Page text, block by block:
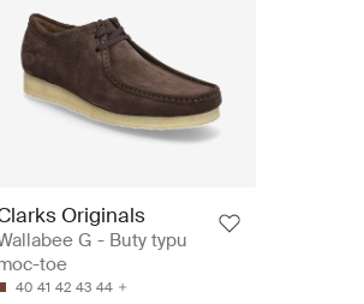
Originals
G - Buty typu
toe
40 41 42 43 44